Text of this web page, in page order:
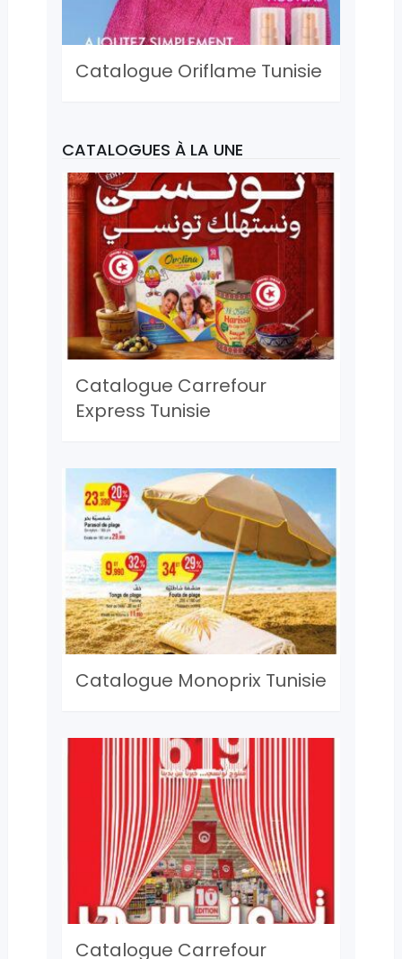
Catalogue Oriflame Tunisie
CATALOGUES À LA UNE
Catalogue Carrefour
Express Tunisie
Catalogue Monoprix Tunisie
Catalogue Carrefour